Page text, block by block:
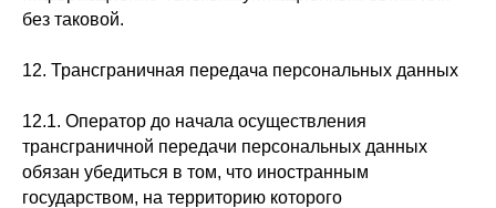
без таковой.
12. Трансграничная передача персональных данных
12.1. Оператор до начала осуществления
трансграничной передачи персональных данных
обязан убедиться в том, что иностранным
государством, на территорию которого